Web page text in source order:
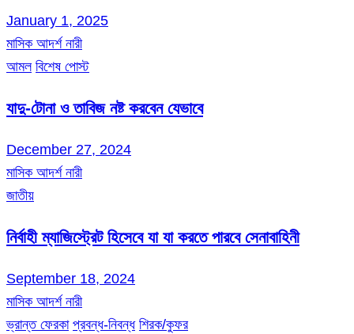
January 1, 2025
মাসিক আদর্শ নারী
আমল বিশেষ পোস্ট
যাদু-টোনা ও তাবিজ নষ্ট করবেন যেভাবে
December 27, 2024
মাসিক আদর্শ নারী
জাতীয়
নির্বাহী ম্যাজিস্ট্রেট হিসেবে যা যা করতে পারবে সেনাবাহিনী
September 18, 2024
মাসিক আদর্শ নারী
ভ্রান্ত ফেরকা প্রবন্ধ-নিবন্ধ শিরক/কুফর